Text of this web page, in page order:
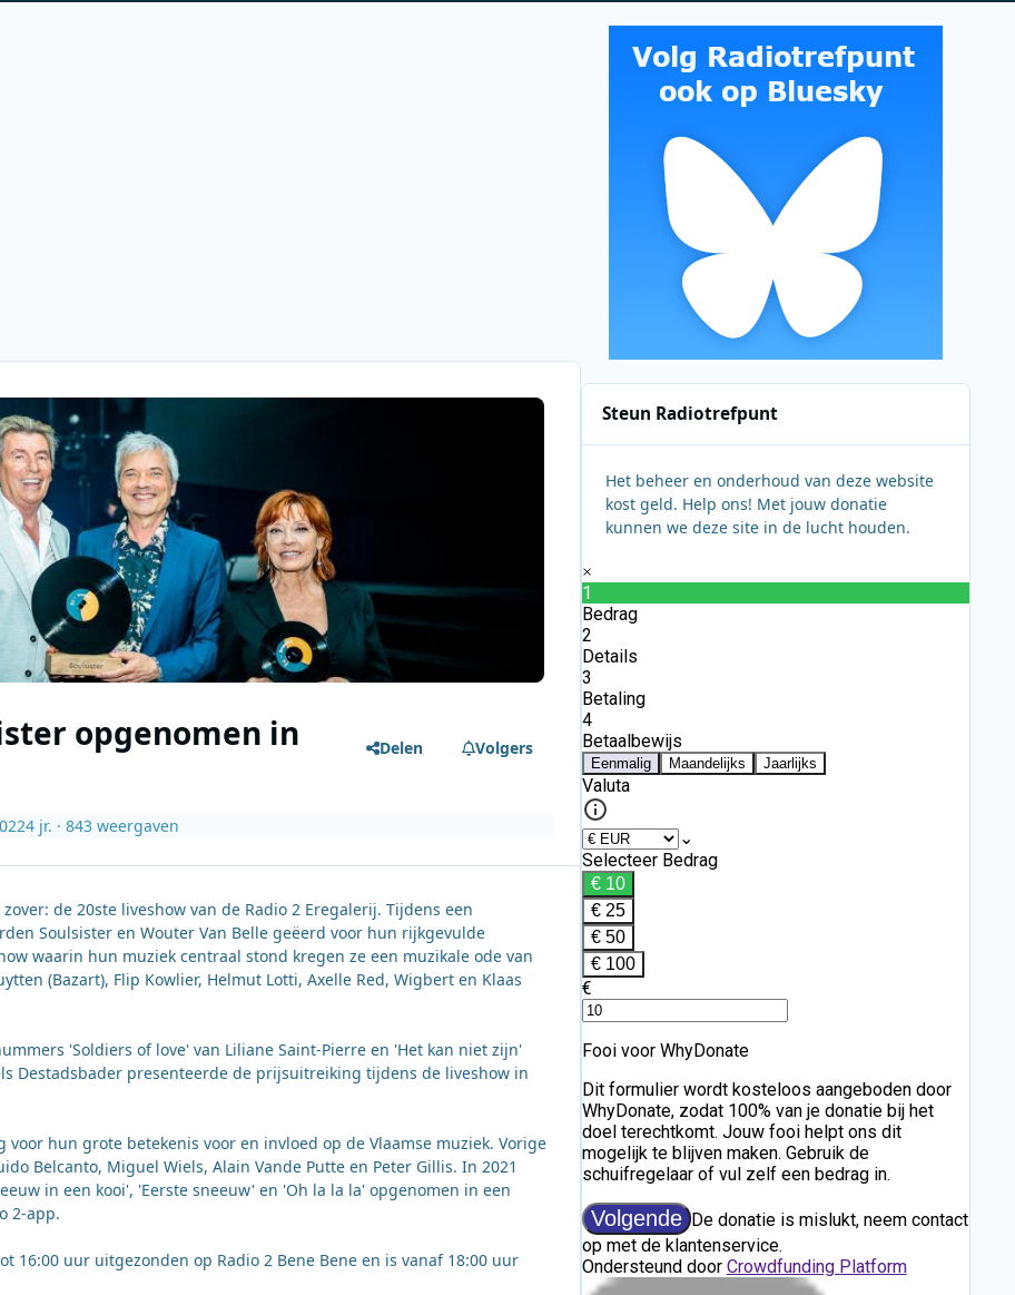
opgenomen in Delen Volgers
4 jr. · 843 weergaven
de 20ste liveshow van de Radio 2 Eregalerij. Tijdens een
Soulsister en Wouter Van Belle geëerd voor hun rijkgevulde
waarin hun muziek centraal stond kregen ze een muzikale ode van
(Bazart), Flip Kowlier, Helmut Lotti, Axelle Red, Wigbert en Klaas
'Soldiers of love' van Liliane Saint-Pierre en 'Het kan niet zijn'
Destadsbader presenteerde de prijsuitreiking tijdens de liveshow in
hun grote betekenis voor en invloed op de Vlaamse muziek. Vorige
Belcanto, Miguel Wiels, Alain Vande Putte en Peter Gillis. In 2021
in een kooi', 'Eerste sneeuw' en 'Oh la la la' opgenomen in een
2-app.
16:00 uur uitgezonden op Radio 2 Bene Bene en is vanaf 18:00 uur
Steun Radiotrefpunt
Het beheer en onderhoud van deze website
kost geld. Help ons! Met jouw donatie
kunnen we deze site in de lucht houden.